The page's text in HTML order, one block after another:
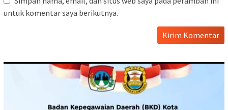
untuk komentar saya berikutnya.